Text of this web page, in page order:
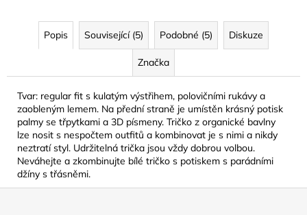
Popis Související (5) Podobné (5) Diskuze
Značka
Tvar: regular fit s kulatým výstřihem, polovičními rukávy a
zaobleným lemem. Na přední straně je umístěn krásný potisk
palmy se třpytkami a 3D písmeny. Tričko z organické bavlny
lze nosit s nespočtem outfitů a kombinovat je s nimi a nikdy
neztratí styl. Udržitelná trička jsou vždy dobrou volbou.
Neváhejte a zkombinujte bílé tričko s potiskem s parádními
džíny s třásněmi.